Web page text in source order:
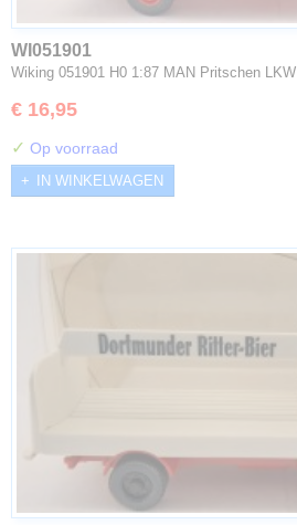
WI051901
Wiking 051901 H0 1:87 MAN Pritschen LKW
€ 16,95
✓ Op voorraad
IN WINKELWAGEN